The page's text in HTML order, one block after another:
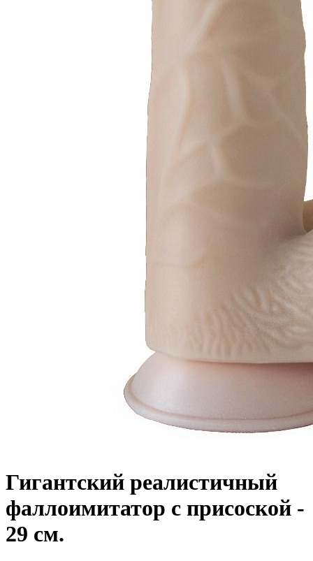
Гигантский реалистичный
фаллоимитатор с присоской -
29 см.